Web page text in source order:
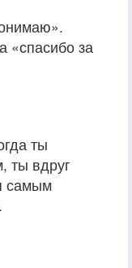
«спасибо за
ты
ты вдруг
самым